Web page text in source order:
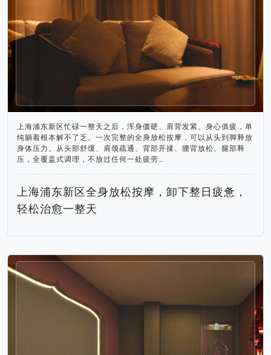
上海浦东新区忙碌一整天之后，浑身僵硬、肩背发紧、身心俱疲，单
纯躺着根本解不了乏。一次完整的全身放松按摩，可以从头到脚释放
身体压力。从头部舒缓、肩颈疏通、背部开揉、腰背放松、腿部释
压，全覆盖式调理，不放过任何一处疲劳…
上海浦东新区全身放松按摩，卸下整日疲惫，
轻松治愈一整天